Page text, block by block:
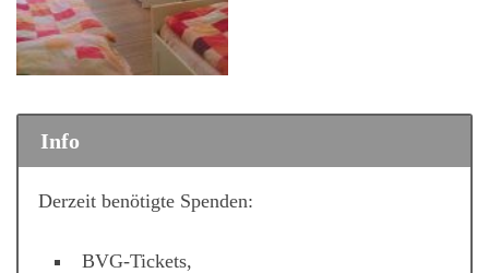
Info
Derzeit benötigte Spenden:
BVG-Tickets,